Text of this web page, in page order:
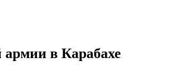
в Карабахе